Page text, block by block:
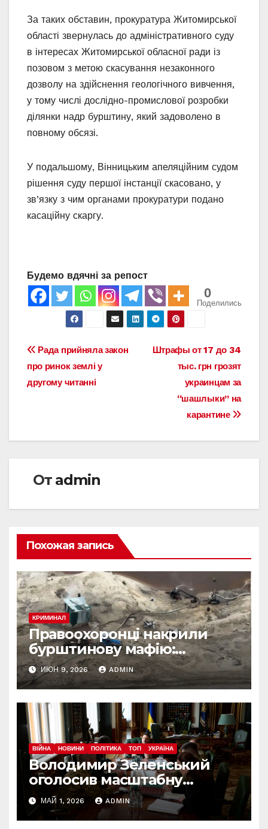
За таких обставин, прокуратура Житомирської
області звернулась до адміністративного суду
в інтересах Житомирської обласної ради із
позовом з метою скасування незаконного
дозволу на здійснення геологічного вивчення,
у тому числі дослідно-промислової розробки
ділянки надр бурштину, який задоволено в
повному обсязі.
У подальшому, Вінницьким апеляційним судом
рішення суду першої інстанції скасовано, у
зв’язку з чим органами прокуратури подано
касаційну скаргу.
Будемо вдячні за репост
0
Поделились
Навигация
по
Штрафы от 17 до 34
тыс. грн грозят
украинцам за
“шашлыки” на
карантине
Рада прийняла закон
про ринок землі у
другому читанні
От admin
Похожая запись
КРИМИНАЛ
Правоохоронці накрили
бурштинову мафію:
десятки обшуків у різних
регіонах
ИЮН 9, 2026 ADMIN
ВІЙНА НОВИНИ ПОЛІТИКА ТОП УКРАЇНА
Володимир Зеленський
оголосив масштабну
реформу армії: що
зміниться вже з червня
МАЙ 1, 2026 ADMIN